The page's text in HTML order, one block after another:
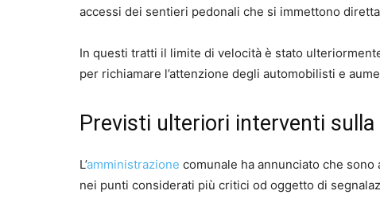
accessi dei sentieri pedonali che si immettono
In questi tratti il limite di velocità è stato
per richiamare l’attenzione degli automobilisti e
Previsti ulteriori interventi sulla
L’amministrazione comunale ha annunciato che
nei punti considerati più critici od oggetto di